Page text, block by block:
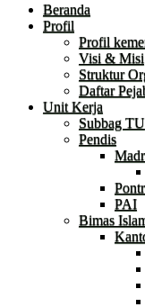
Beranda
Profil
Profil
Visi & Misi
Struktur
Daftar
Unit Kerja
Subbag TU
Pendis
PAI
Bimas